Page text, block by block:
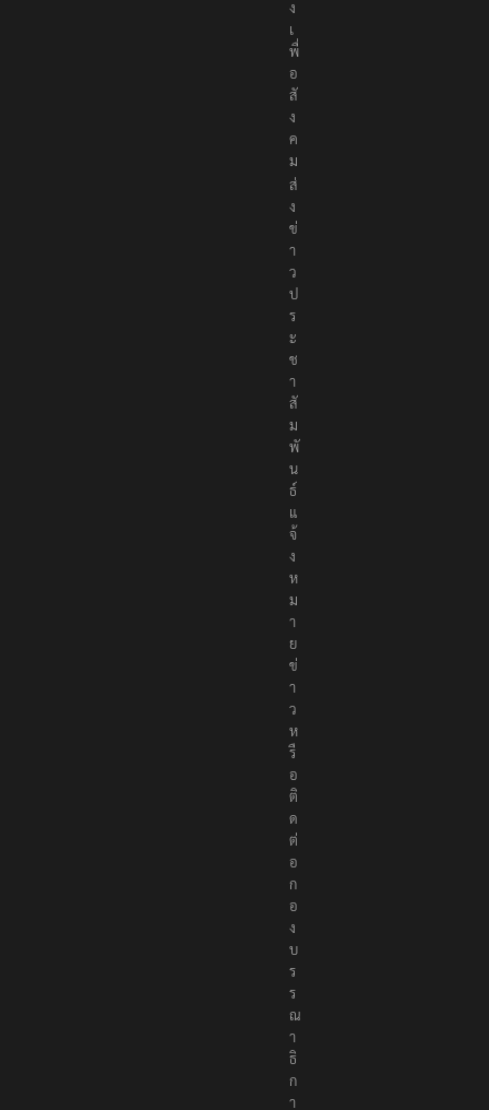
ล
า
ง
เ
พื่
อ
สั
ง
ค
ม
ส่
ง
ข่
า
ว
ป
ร
ะ
ช
า
สั
ม
พั
น
ธ์
แ
จ้
ง
ห
ม
า
ย
ข่
า
ว
ห
รื
อ
ติ
ด
ต่
อ
ก
อ
ง
บ
ร
ร
ณ
า
ธิ